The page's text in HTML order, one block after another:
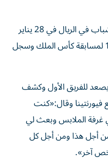
ودشن سيريا مسيرته مع فريق الشباب في الريال في 28 يناير
الماضي أمام مايوركا في دور الـ16 لمسابقة كأس الملك وسجل
فقط كي يصعد للفريق الأول وكشف
وقال:«كنت
الملابس وبعث لي
أجل هذا ومن أجل كل
آخر».